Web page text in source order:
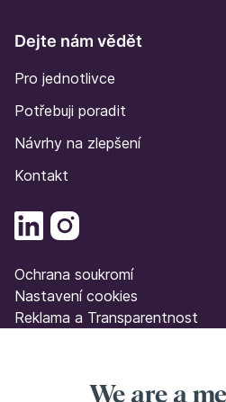
Dejte nám vědět
Pro jednotlivce
Potřebuji poradit
Návrhy na zlepšení
Kontakt
Ochrana soukromí
Nastavení cookies
Reklama a Transparentnost
We are a